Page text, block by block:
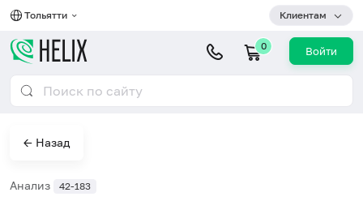
Тольятти Клиентам
0 Войти
← Назад
Анализ 42-183